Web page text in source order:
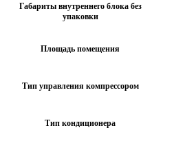
Габариты внутреннего блока без
упаковки
Площадь помещения
Тип управления компрессором
Тип кондиционера